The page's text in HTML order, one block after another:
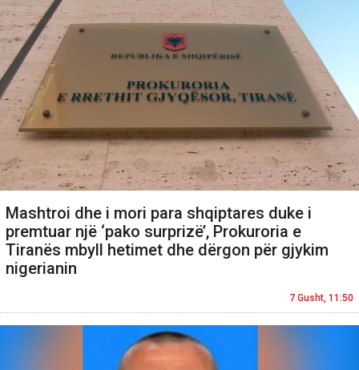
Mashtroi dhe i mori para shqiptares duke i
premtuar një ‘pako surprizë’, Prokuroria e
Tiranës mbyll hetimet dhe dërgon për gjykim
nigerianin
7 Gusht, 11:50